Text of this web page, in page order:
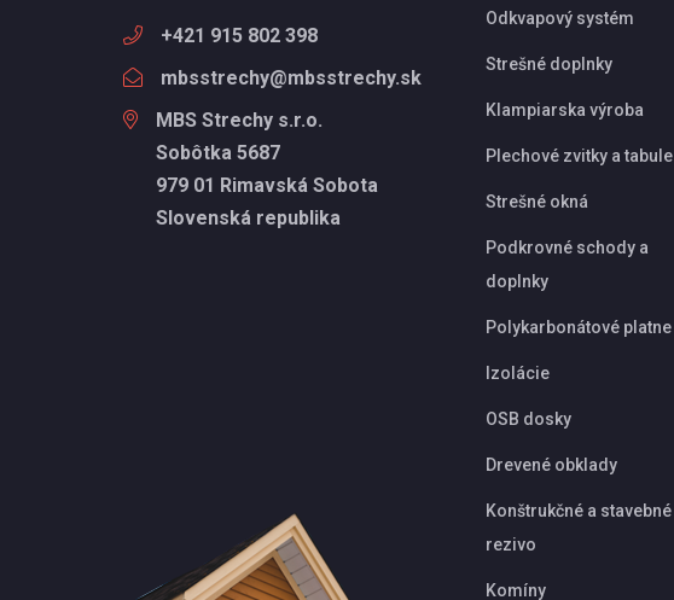
+421 915 802 398
mbsstrechy@mbsstrechy.sk
MBS Strechy s.r.o.
Sobôtka 5687
979 01 Rimavská Sobota
Slovenská republika
Odkvapový systém
Strešné doplnky
Klampiarska výroba
Plechové zvitky a tabule
Strešné okná
Podkrovné schody a
doplnky
Polykarbonátové platne
Izolácie
OSB dosky
Drevené obklady
Konštrukčné a stavebné
rezivo
Komíny